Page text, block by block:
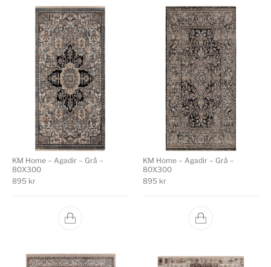
KM Home – Agadir – Grå –
80X300
895 kr
KM Home – Agadir – Grå –
80X300
895 kr